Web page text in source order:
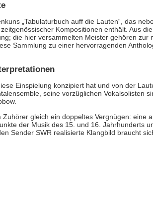
„Tabulaturbuch auff die Lauten“, das
Kompositionen enthält. Aus
die hier versammelten Meister gehören zur
Sammlung zu einer hervorragenden
Einspielung konzipiert hat und von der
seine vorzüglichen Vokalsolisten
Zuhörer gleich ein doppeltes Vergnügen: eine
der Musik des 15. und 16. Jahrhunderts
Sender SWR realisierte Klangbild braucht